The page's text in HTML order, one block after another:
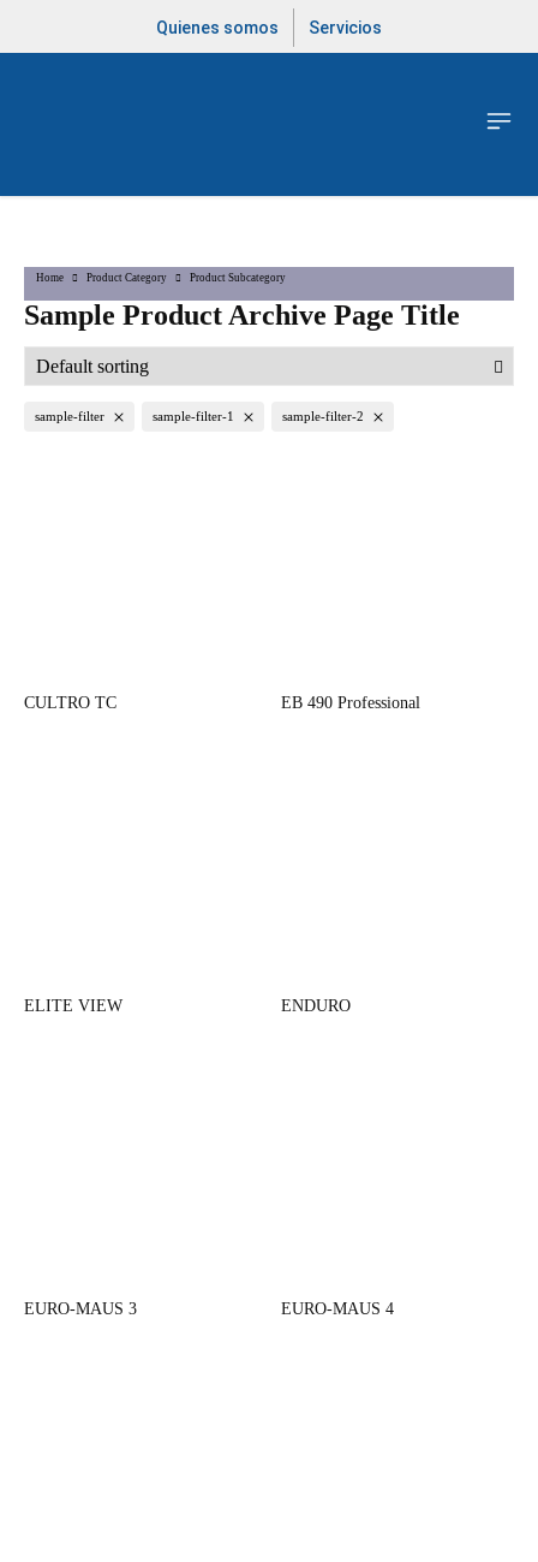
Quienes somos Servicios
Home Product Category Product Subcategory
Sample Product Archive Page Title
sample-filter sample-filter-1 sample-filter-2
CULTRO TC EB 490 Professional
ELITE VIEW ENDURO
EURO-MAUS 3 EURO-MAUS 4